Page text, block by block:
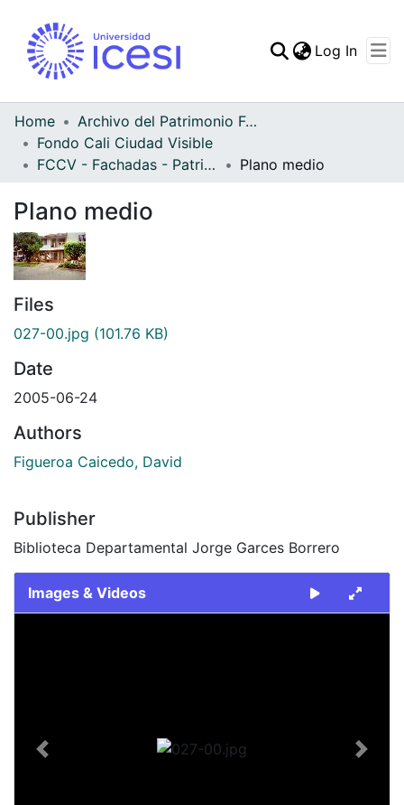
Log In
Home
Archivo del Patrimonio Fotográfico y Fílmico del Valle del Cauca
Fondo Cali Ciudad Visible
FCCV - Fachadas - Patrimonial
Plano medio
Plano medio
Files
027-00.jpg (101.76 KB)
Date
2005-06-24
Authors
Figueroa Caicedo, David
Publisher
Biblioteca Departamental Jorge Garces Borrero
Images & Videos
Previous Next